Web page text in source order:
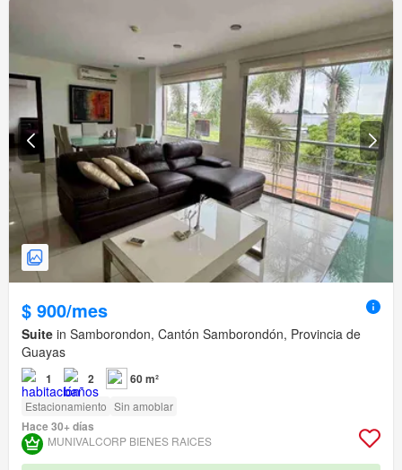
$ 900/mes
Suite in Samborondon, Cantón Samborondón, Provincia de
Guayas
1 2 60 m²
Estacionamiento Sin amoblar
Hace 30+ días
MUNIVALCORP BIENES RAICES